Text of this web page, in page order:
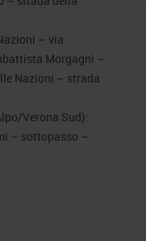
– via
Morgagni –
Nazioni – strada
Verona Sud):
– sottopasso –